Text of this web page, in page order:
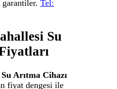
Tel:
Su
Arıtma Cihazı
fiyat dengesi ile